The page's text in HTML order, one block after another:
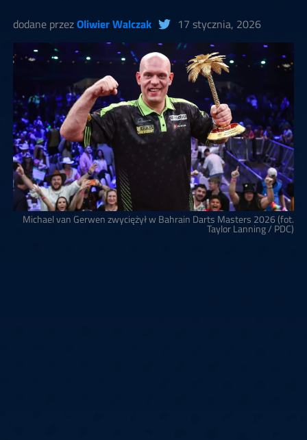
dodane przezOliwier Walczak 17 stycznia, 2026
Michael van Gerwen zwyciężył w Bahrain Darts Masters 2026 (fot.
Taylor Lanning / PDC)